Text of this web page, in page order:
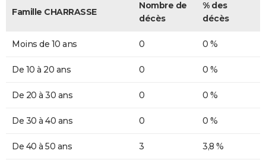
Famille CHARRASSE
Nombre de
décès
% des
décès
Moins de 10 ans 0 0 %
De 10 à 20 ans 0 0 %
De 20 à 30 ans 0 0 %
De 30 à 40 ans 0 0 %
De 40 à 50 ans 3 3,8 %